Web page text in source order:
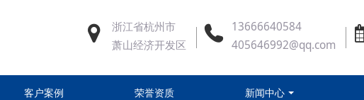
浙江省杭州市
萧山经济开发区
13666640584
405646992@qq.com
客户案例 荣誉资质 新闻中心